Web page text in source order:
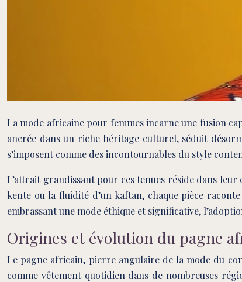
La mode africaine pour femmes incarne une fusion
ancrée dans un riche héritage culturel, séduit
s’imposent comme des incontournables du style
L’attrait grandissant pour ces tenues réside dans
kente ou la fluidité d’un kaftan, chaque pièce
embrassant une mode éthique et significative,
Origines et évolution du pagne
Le pagne africain, pierre angulaire de la mode du
comme vêtement quotidien dans de nombreuses